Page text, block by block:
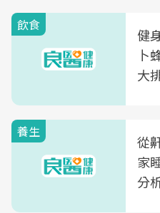
飲食
健
卜
大
養生
從
家
分